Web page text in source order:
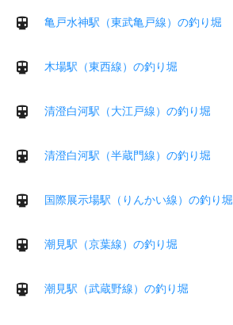
亀戸水神駅（東武亀戸線）の釣り堀
木場駅（東西線）の釣り堀
清澄白河駅（大江戸線）の釣り堀
清澄白河駅（半蔵門線）の釣り堀
国際展示場駅（りんかい線）の釣り堀
潮見駅（京葉線）の釣り堀
潮見駅（武蔵野線）の釣り堀